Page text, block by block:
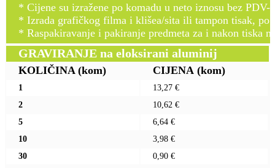
* Cijene su izražene po komadu u neto iznosu bez PDV-
* Izrada grafičkog filma i klišea/sita ili tampon tisak, po
* Raspakiravanje i pakiranje predmeta za i nakon tiska
GRAVIRANJE na eloksirani aluminij
KOLIČINA (kom) CIJENA (kom)
1
13,27 €
2
10,62 €
5
6,64 €
10
3,98 €
30
0,90 €